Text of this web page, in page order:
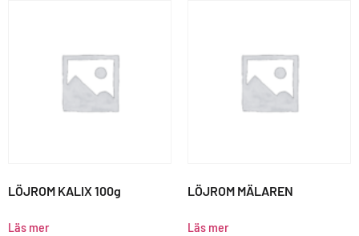
LÖJROM KALIX 100g
Läs mer
LÖJROM MÄLAREN
Läs mer